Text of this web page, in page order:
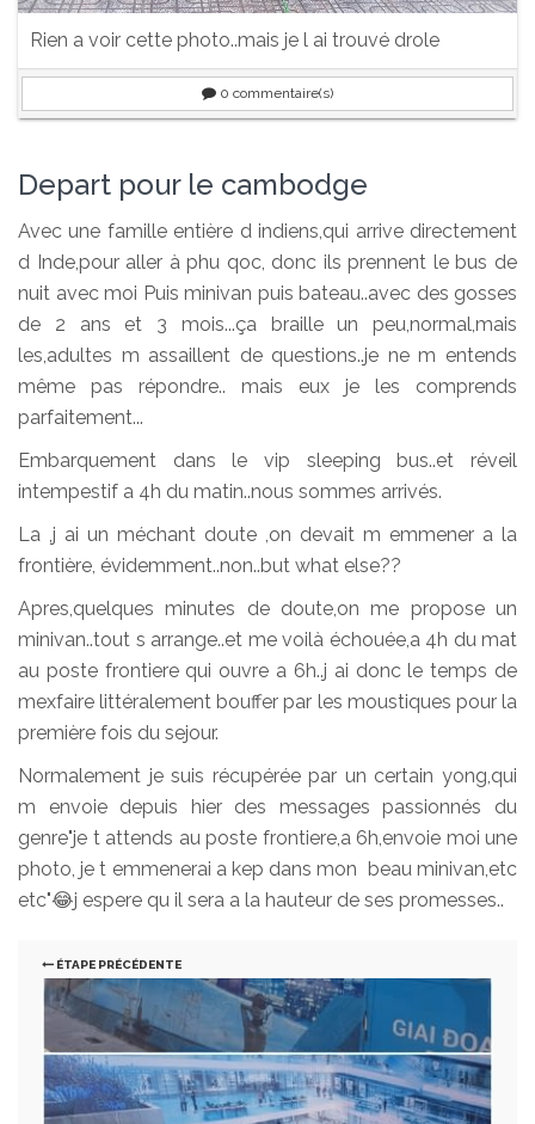
Rien a voir cette photo..mais je l ai trouvé drole
0 commentaire(s)
Depart pour le cambodge
Avec une famille entière d indiens,qui arrive directement
d Inde,pour aller à phu qoc, donc ils prennent le bus de
nuit avec moi Puis minivan puis bateau..avec des gosses
de 2 ans et 3 mois...ça braille un peu,normal,mais
les,adultes m assaillent de questions..je ne m entends
même pas répondre.. mais eux je les comprends
parfaitement...
Embarquement dans le vip sleeping bus..et réveil
intempestif a 4h du matin..nous sommes arrivés.
La ,j ai un méchant doute ,on devait m emmener a la
frontière, évidemment..non..but what else??
Apres,quelques minutes de doute,on me propose un
minivan..tout s arrange..et me voilà échouée,a 4h du mat
au poste frontiere qui ouvre a 6h..j ai donc le temps de
mexfaire littéralement bouffer par les moustiques pour la
première fois du sejour.
Normalement je suis récupérée par un certain yong,qui
m envoie depuis hier des messages passionnés du
genre"je t attends au poste frontiere,a 6h,envoie moi une
photo, je t emmenerai a kep dans mon beau minivan,etc
etc"😂j espere qu il sera a la hauteur de ses promesses..
ÉTAPE PRÉCÉDENTE